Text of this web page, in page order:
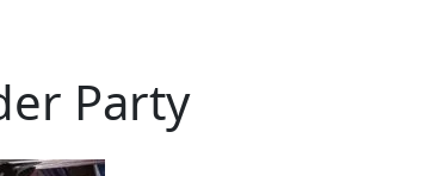
Party